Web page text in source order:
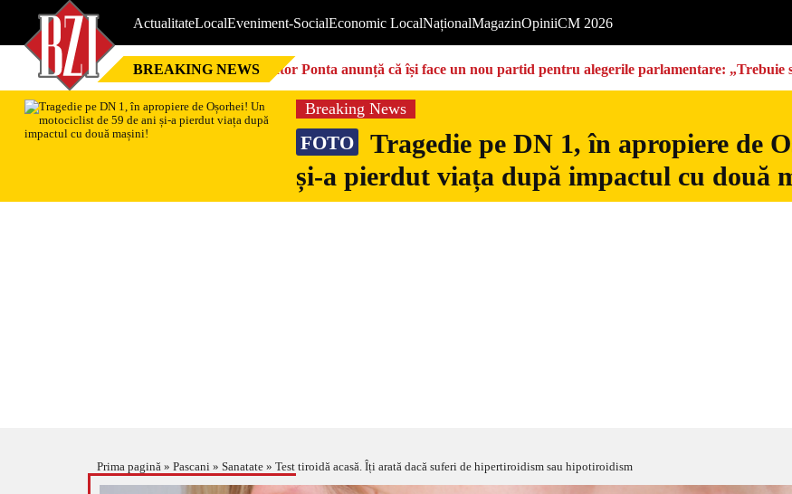
ActualitateLocalEveniment-SocialEconomic LocalNaționalMagazinOpiniiCM 2026
BREAKING NEWS Victor Ponta anunță că își face un nou partid pentru alegerile parlamentare: „Trebuie
Breaking News
FOTO
Tragedie pe DN 1, în apropiere de
și-a pierdut viața după impactul cu două
Prima pagină » Pascani » Sanatate » Test tiroidă acasă. Îți arată dacă suferi de hipertiroidism sau hipotiroidism